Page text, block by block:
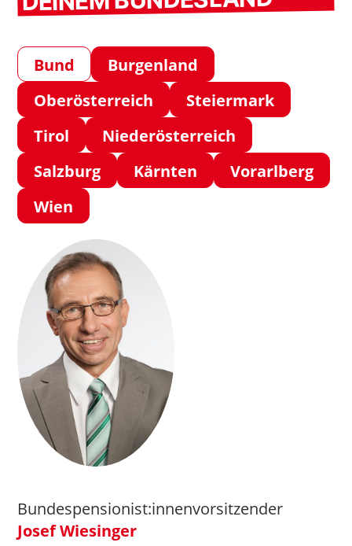
Bund
Burgenland
Oberösterreich
Steiermark
Tirol
Niederösterreich
Salzburg
Kärnten
Vorarlberg
Wien
Bundespensionist:innenvorsitzender
Josef Wiesinger